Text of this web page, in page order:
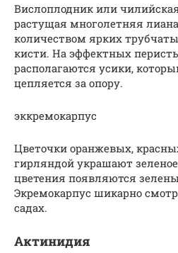
Вислоплодник или
растущая многолетняя
количеством ярких
кисти. На эффектных
располагаются усики,
цепляется за опору.
эккремокарпус
Цветочки оранжевых,
гирляндой украшают
цветения появляются
Экремокарпус шикарно
садах.
Актинидия